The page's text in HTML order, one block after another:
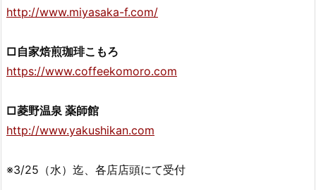
http://www.miyasaka-f.com/
□自家焙煎珈琲こもろ
https://www.coffeekomoro.com
□菱野温泉 薬師館
http://www.yakushikan.com
※3/25（水）迄、各店店頭にて受付